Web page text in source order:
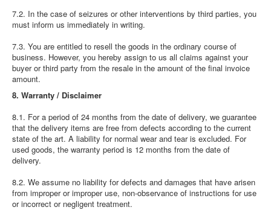
7.2. In the case of seizures or other interventions by third parties, you
must inform us immediately in writing.
7.3. You are entitled to resell the goods in the ordinary course of
business. However, you hereby assign to us all claims against your
buyer or third party from the resale in the amount of the final invoice
amount.
8. Warranty / Disclaimer
8.1. For a period of 24 months from the date of delivery, we guarantee
that the delivery items are free from defects according to the current
state of the art. A liability for normal wear and tear is excluded. For
used goods, the warranty period is 12 months from the date of
delivery.
8.2. We assume no liability for defects and damages that have arisen
from improper or improper use, non-observance of instructions for use
or incorrect or negligent treatment.